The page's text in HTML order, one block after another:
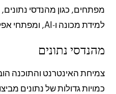
מפתחים, כגון מהנדסי
למידת מכונה ו-AI, ומפתחי אפליקציות לנייד.
מהנדסי נתונים
צמיחת האינטרנט והתוכנה
כמויות גדולות של נתונים